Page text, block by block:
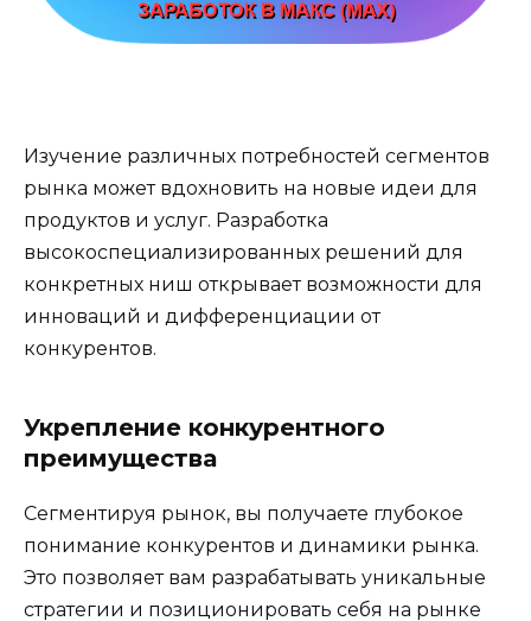
Изучение различных потребностей сегментов
рынка может вдохновить на новые идеи для
продуктов и услуг. Разработка
высокоспециализированных решений для
конкретных ниш открывает возможности для
инноваций и дифференциации от
конкурентов.
Укрепление конкурентного
преимущества
Сегментируя рынок, вы получаете глубокое
понимание конкурентов и динамики рынка.
Это позволяет вам разрабатывать уникальные
стратегии и позиционировать себя на рынке